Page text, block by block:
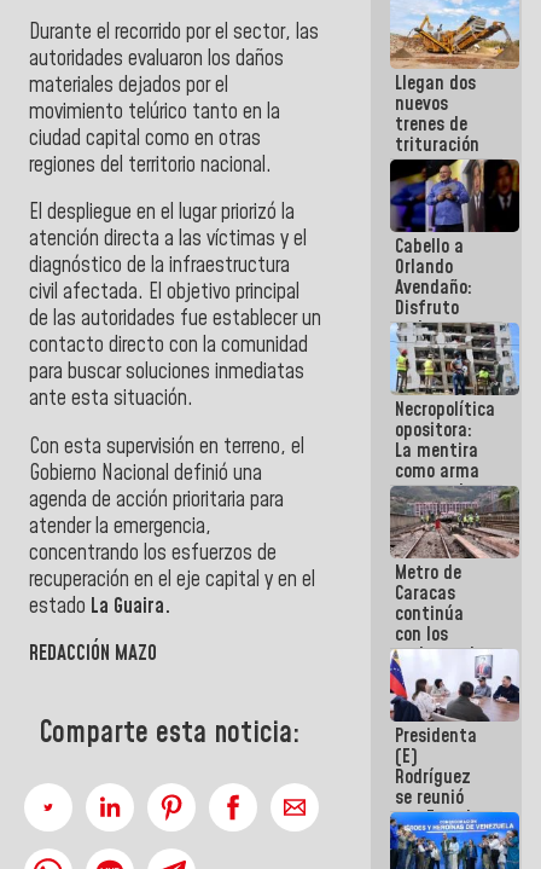
Durante el recorrido por el sector, las
autoridades evaluaron los daños
materiales dejados por el
movimiento telúrico tanto en la
ciudad capital como en otras
regiones del territorio nacional.
​El despliegue en el lugar priorizó la
atención directa a las víctimas y el
diagnóstico de la infraestructura
civil afectada. El objetivo principal
de las autoridades fue establecer un
contacto directo con la comunidad
para buscar soluciones inmediatas
ante esta situación.
Con esta supervisión en terreno, el
Gobierno Nacional definió una
agenda de acción prioritaria para
atender la emergencia,
concentrando los esfuerzos de
recuperación en el eje capital y en el
estado La Guaira.
REDACCIÓN MAZO
Comparte esta noticia:
Llegan dos
nuevos
trenes de
trituración
para
optimizar
manejo de
escombros
en La Guaira
Cabello a
Orlando
Avendaño:
Disfruto
cada vez
que escribes
porque lo
que haces
es
embarrarla
Necropolítica
opositora:
La mentira
como arma
contra el
Pueblo
Metro de
Caracas
continúa
con los
trabajos de
mantenimiento
e inspección
en la Línea 2
Presidenta
(E)
Rodríguez
se reunió
con Estado
Mayor
Eléctrico